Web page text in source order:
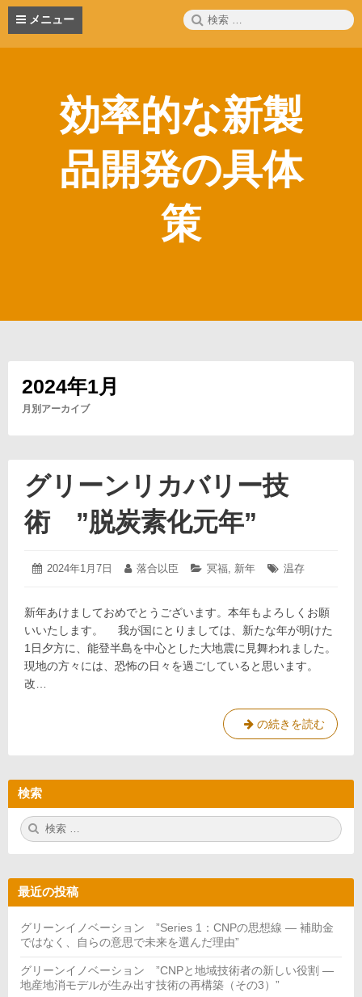
コ
メニュー
検
索:
効率的な新製
品開発の具体
策
2024年1月
月別アーカイブ
グリーンリカバリー技
術 ”脱炭素化元年”
投
2024年1月7日
2024
月
7
日
投
落合以臣
カ
リ
ー:
冥福, 新年
タ
温存
新年あけましておめでとうございます。本年もよろしくお願
いいたします。 我が国にとりましては、新たな年が明けた
1日夕方に、能登半島を中心とした大地震に見舞われました。
現地の方々には、恐怖の日々を過ごしていると思います。
改…
グ
リ
ン
素
化
元
年”
の続きを読む
検索
検
索:
最近の投稿
グリーンイノベーション ”Series 1：CNPの思想線 — 補助金
ではなく、自らの意思で未来を選んだ理由”
グリーンイノベーション ”CNPと地域技術者の新しい役割 —
地産地消モデルが生み出す技術の再構築（その3）”